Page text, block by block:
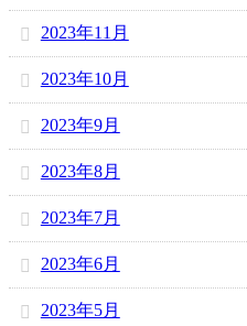
2023年11月
2023年10月
2023年9月
2023年8月
2023年7月
2023年6月
2023年5月